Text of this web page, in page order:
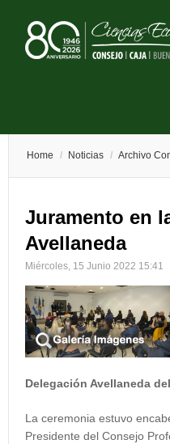
Home / Noticias / Archivo
Juramento en
Avellaneda
Miércoles, 15 Junio 2022 15:41
Delegación Avellaneda
La ceremonia estuvo
Presidente del Consejo